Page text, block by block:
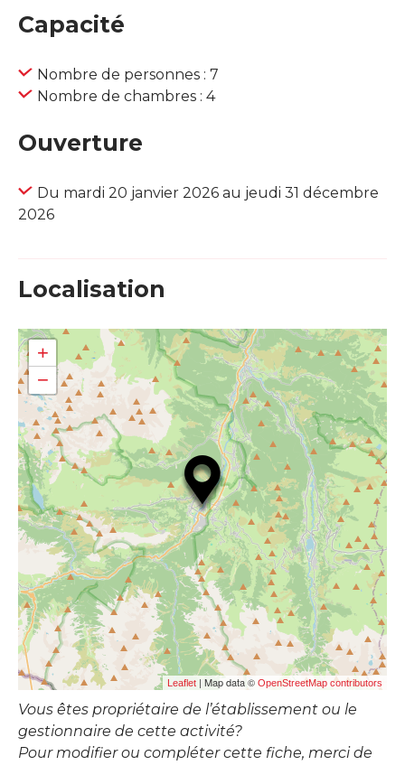
Capacité
Nombre de personnes : 7
Nombre de chambres : 4
Ouverture
Du mardi 20 janvier 2026 au jeudi 31 décembre
2026
Localisation
+
−
Leaflet | Map data © OpenStreetMap contributors
Vous êtes propriétaire de l’établissement ou le
gestionnaire de cette activité?
Pour modifier ou compléter cette fiche, merci de